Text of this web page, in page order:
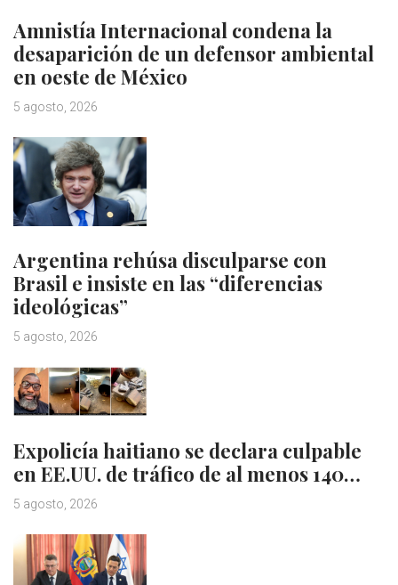
Amnistía Internacional condena la
desaparición de un defensor ambiental
en oeste de México
5 agosto, 2026
Argentina rehúsa disculparse con
Brasil e insiste en las “diferencias
ideológicas”
5 agosto, 2026
Expolicía haitiano se declara culpable
en EE.UU. de tráfico de al menos 140…
5 agosto, 2026